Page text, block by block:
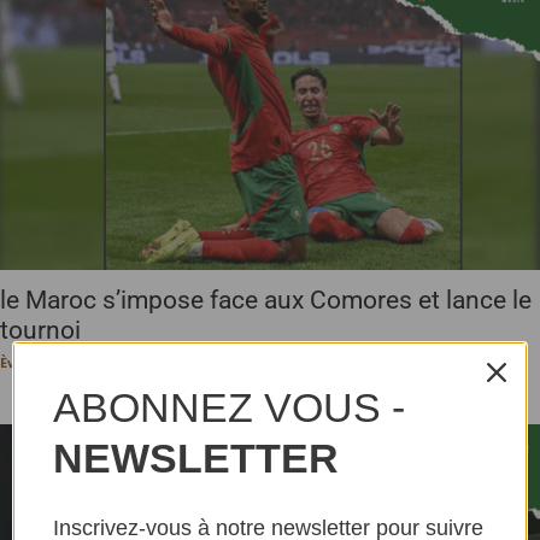
le Maroc s’impose face aux Comores et lance le
tournoi
Ève-Pérec N. BEHALAL
ABONNEZ VOUS -
NEWSLETTER
Inscrivez-vous à notre newsletter pour suivre